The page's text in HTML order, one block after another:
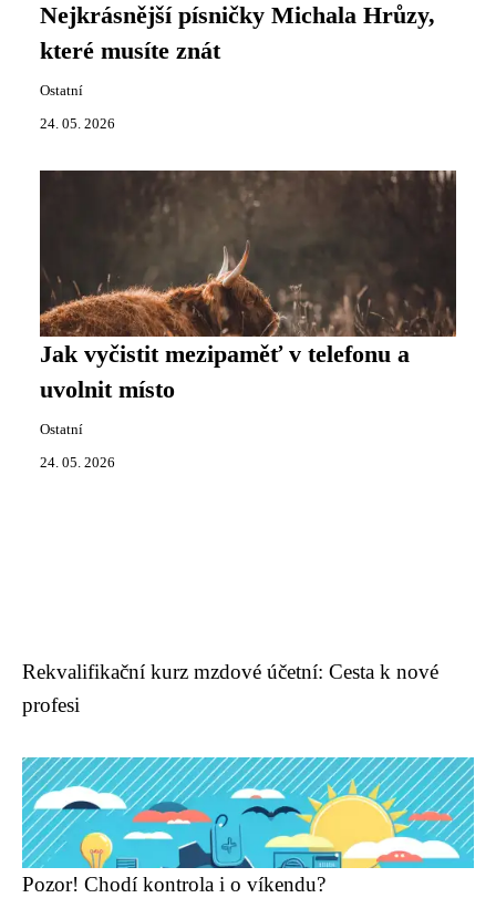
Nejkrásnější písničky Michala Hrůzy,
které musíte znát
Ostatní
24. 05. 2026
Jak vyčistit mezipaměť v telefonu a
uvolnit místo
Ostatní
24. 05. 2026
Rekvalifikační kurz mzdové účetní: Cesta k nové
profesi
Pozor! Chodí kontrola i o víkendu?